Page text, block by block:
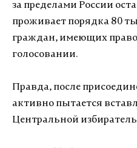
за пределами России
проживает порядка 80
граждан, имеющих право
голосовании.
Правда, после
активно пытается
Центральной